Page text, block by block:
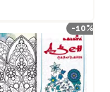
-10%